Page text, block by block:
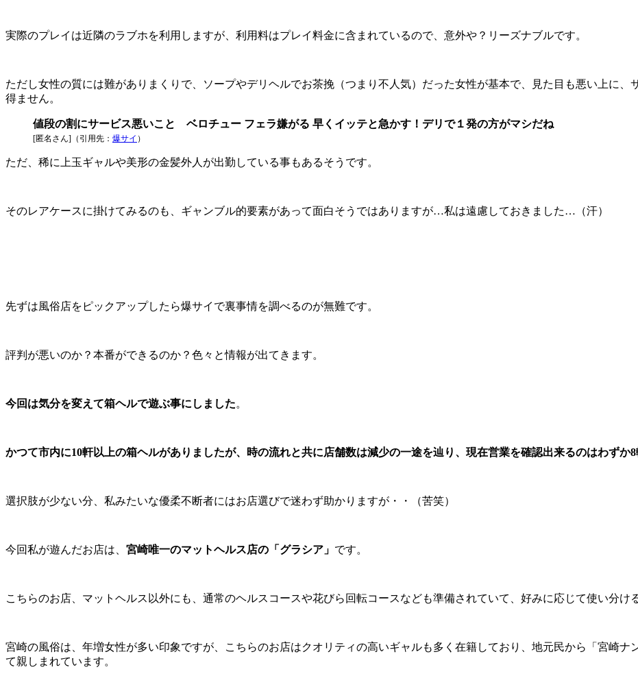
実際のプレイは近隣のラブホを利用しますが、利用料はプレイ料金に含まれているので、意外や？リーズナブルです。
ただし女性の質には難がありまくりで、ソープやデリヘルでお茶挽（つまり不人気）だった女性が基本で、見た目も悪い上に
得ません。
値段の割にサービス悪いこと ベロチュー フェラ嫌がる 早くイッテと急かす！デリで１発の方がマシだね
[匿名さん]（引用先： 爆サイ ）
ただ、稀に上玉ギャルや美形の金髪外人が出勤している事もあるそうです。
そのレアケースに掛けてみるのも、ギャンブル的要素があって面白そうではありますが…私は遠慮しておきました…（汗）
先ずは風俗店をピックアップしたら爆サイで裏事情を調べるのが無難です。
評判が悪いのか？本番ができるのか？色々と情報が出てきます。
今回は気分を変えて箱ヘルで遊ぶ事にしました。
かつて市内に10軒以上の箱ヘルがありましたが、時の流れと共に店舗数は減少の一途を辿り、現在営業を確認出来るのはわずか
選択肢が少ない分、私みたいな優柔不断者にはお店選びで迷わず助かりますが・・（苦笑）
今回私が遊んだお店は、 宮崎唯一のマットヘルス店の「グラシア」 です。
こちらのお店、マットヘルス以外にも、通常のヘルスコースや花びら回転コースなども準備されていて、好みに応じて使い分け
宮崎の風俗は、年増女性が多い印象ですが、こちらのお店はクオリティの高いギャルも多く在籍しており、地元民から「宮崎
て親しまれています。